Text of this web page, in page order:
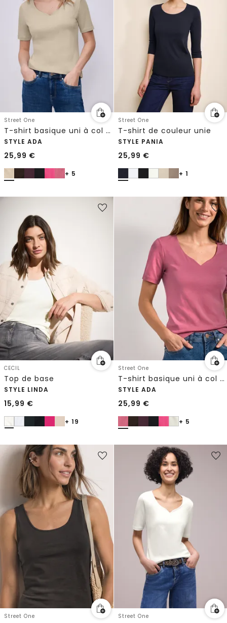
Street One
T-shirt basique uni à col cœur
STYLE ADA
25,99 €
+ 5
Street One
T-shirt de couleur unie
STYLE PANIA
25,99 €
+ 1
CECIL
Top de base
STYLE LINDA
15,99 €
+ 19
Street One
T-shirt basique uni à col cœur
STYLE ADA
25,99 €
+ 5
Street One Street One